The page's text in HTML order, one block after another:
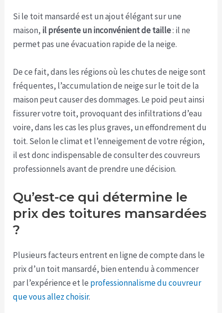
Si le toit mansardé est un ajout élégant sur une
maison, il présente un inconvénient de taille: il ne
permet pas une évacuation rapide de la neige.
De ce fait, dans les régions où les chutes de neige sont
fréquentes, l’accumulation de neige sur le toit de la
maison peut causer des dommages. Le poid peut ainsi
fissurer votre toit, provoquant des infiltrations d’eau
voire, dans les cas les plus graves, un effondrement du
toit. Selon le climat et l’enneigement de votre région,
il est donc indispensable de consulter des couvreurs
professionnels avant de prendre une décision.
Qu’est-ce qui détermine le
prix des toitures mansardées
?
Plusieurs facteurs entrent en ligne de compte dans le
prix d’un toit mansardé, bien entendu à commencer
par l’expérience et le professionnalisme du couvreur
que vous allez choisir.